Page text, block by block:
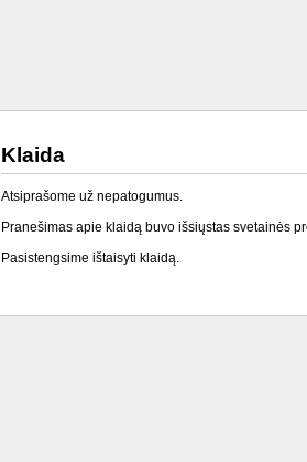
Klaida
Atsiprašome už nepatogumus.
Pranešimas apie klaidą buvo išsiųstas svetainės
Pasistengsime ištaisyti klaidą.